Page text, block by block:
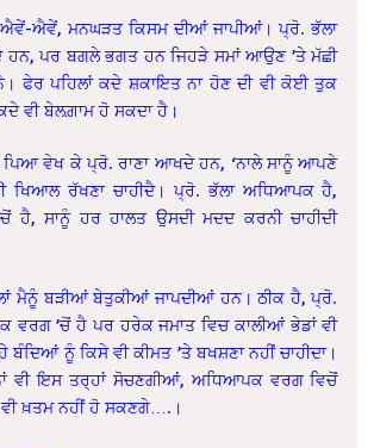
ਐਵੇਂ, ਮਨਘੜਤ ਕਿਸਮ ਦੀਆਂ ਜਾਪੀਆਂ। ਪ੍ਰੋ. ਭੱਲਾ
ਪਰ ਬਗਲੇ ਭਗਤ ਹਨ ਜਿਹੜੇ ਸਮਾਂ ਆਉਣ ’ਤੇ ਮੱਛੀ
ਫੇਰ ਪਹਿਲਾਂ ਕਦੇ ਸ਼ਕਾਇਤ ਨਾ ਹੋਣ ਦੀ ਵੀ ਕੋਈ ਤੁਕ
ਵੀ ਬੇਲਗ਼ਾਮ ਹੋ ਸਕਦਾ ਹੈ।
ਪਿਆ ਵੇਖ ਕੇ ਪ੍ਰੋ. ਰਾਣਾ ਆਖਦੇ ਹਨ, ‘ਨਾਲੇ ਸਾਨੂੰ ਆਪਣੇ
ਖਿਆਲ ਰੱਖਣਾ ਚਾਹੀਦੈ। ਪ੍ਰੋ. ਭੱਲਾ ਅਧਿਆਪਕ ਹੈ,
ਹੈ, ਸਾਨੂੰ ਹਰ ਹਾਲਤ ਉਸਦੀ ਮਦਦ ਕਰਨੀ ਚਾਹੀਦੀ
ਮੈਨੂੰ ਬੜੀਆਂ ਬੇਤੁਕੀਆਂ ਜਾਪਦੀਆਂ ਹਨ। ਠੀਕ ਹੈ, ਪ੍ਰੋ.
ਵਰਗ ’ਚੋਂ ਹੈ ਪਰ ਹਰੇਕ ਜਮਾਤ ਵਿਚ ਕਾਲੀਆਂ ਭੇਡਾਂ ਵੀ
ਨੂੰ ਕਿਸੇ ਵੀ ਕੀਮਤ ’ਤੇ ਬਖਸ਼ਣਾ ਨਹੀਂ ਚਾਹੀਦਾ।
ਵੀ ਇਸ ਤਰ੍ਹਾਂ ਸੋਚਣਗੀਆਂ, ਅਧਿਆਪਕ ਵਰਗ ਵਿਚੋਂ
ਖ਼ਤਮ ਨਹੀਂ ਹੋ ਸਕਣਗੇ….।